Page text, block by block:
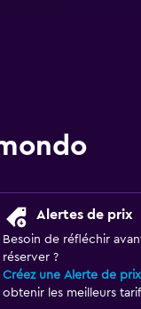
Alertes de prix
Besoin de réfléchir
réserver ?
Créez une Alerte de prix
obtenir les meilleurs